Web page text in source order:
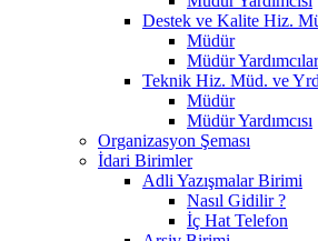
Destek ve Kalite Hiz.
Müdür
Müdür
Teknik Hiz. Müd. ve
Müdür
Müdür Yardımcısı
Organizasyon Şeması
İdari Birimler
Adli Yazışmalar Birimi
Nasıl Gidilir ?
İç Hat Telefon